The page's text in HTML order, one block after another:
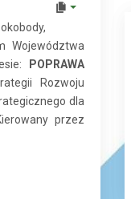
Województwa
POPRAWA
Rozwoju
dla
przez